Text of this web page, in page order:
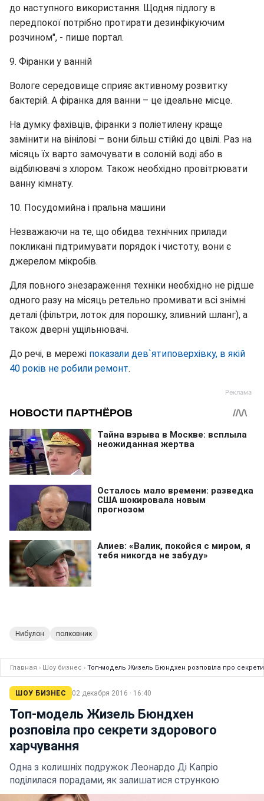
до наступного використання. Щодня підлогу в
передпокої потрібно протирати дезинфікуючим
розчином", - пише портал.
9. Фіранки у ванній
Вологе середовище сприяє активному розвитку
бактерій. А фіранка для ванни – це ідеальне місце.
На думку фахівців, фіранки з поліетилену краще
замінити на вінілові – вони більш стійкі до цвілі. Раз на
місяць їх варто замочувати в солоній воді або в
відбілювачі з хлором. Також необхідно провітрювати
ванну кімнату.
10. Посудомийна і пральна машини
Незважаючи на те, що обидва технічних прилади
покликані підтримувати порядок і чистоту, вони є
джерелом мікробів.
Для повного знезараження техніки необхідно не рідше
одного разу на місяць ретельно промивати всі знімні
деталі (фільтри, лоток для порошку, зливний шланг), а
також дверні ущільнювачі.
До речі, в мережі показали дев`ятиповерхівку, в якій
40 років не робили ремонт.
Нибулон полковник
Главная › Шоу бизнес › Топ-модель Жизель Бюндхен розповіла про
ШОУ БИЗНЕС 02 декабря 2016 · 16:40
Топ-модель Жизель Бюндхен
розповіла про секрети здорового
харчування
Одна з колишніх подружок Леонардо Ді Капріо
поділилася порадами, як залишатися стрункою